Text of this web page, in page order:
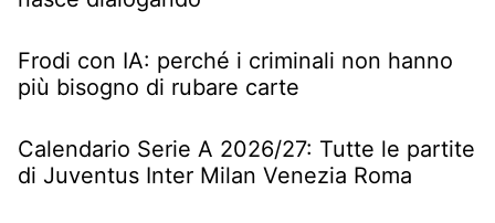
Frodi con IA: perché i criminali non hanno
più bisogno di rubare carte
Calendario Serie A 2026/27: Tutte le partite
di Juventus Inter Milan Venezia Roma